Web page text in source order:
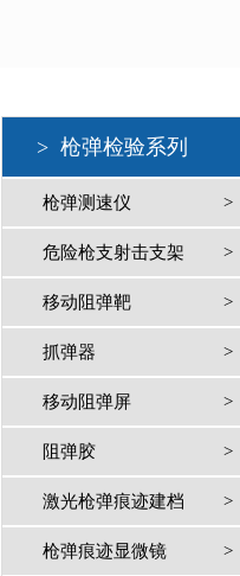
> 枪弹检验系列
枪弹测速仪 >
危险枪支射击支架 >
移动阻弹靶 >
抓弹器 >
移动阻弹屏 >
阻弹胶 >
激光枪弹痕迹建档 >
枪弹痕迹显微镜 >